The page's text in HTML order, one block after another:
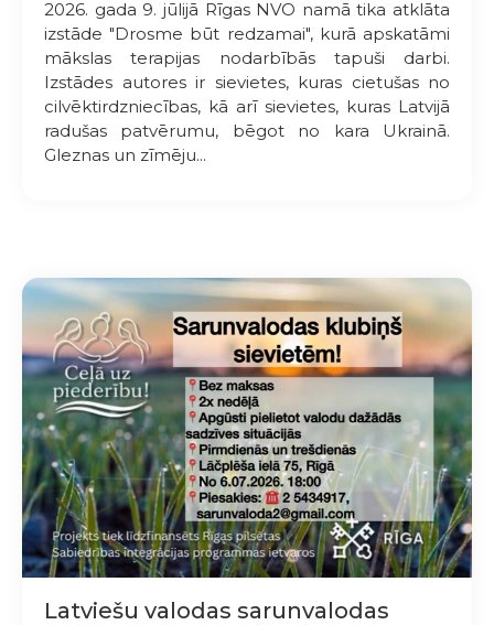
2026. gada 9. jūlijā Rīgas NVO namā tika atklāta
izstāde "Drosme būt redzamai", kurā apskatāmi
mākslas terapijas nodarbībās tapuši darbi.
Izstādes autores ir sievietes, kuras cietušas no
cilvēktirdzniecības, kā arī sievietes, kuras Latvijā
radušas patvērumu, bēgot no kara Ukrainā.
Gleznas un zīmēju...
Latviešu valodas sarunvalodas